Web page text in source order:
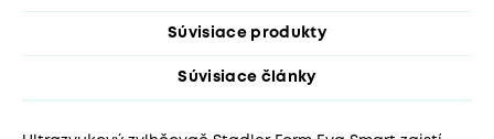
Súvisiace produkty
Súvisiace články